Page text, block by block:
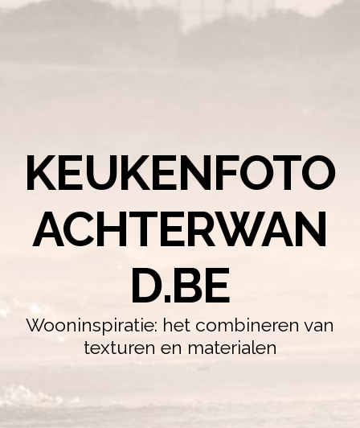
KEUKENFOTO
ACHTERWAN
D.BE
Wooninspiratie: het combineren van
texturen en materialen